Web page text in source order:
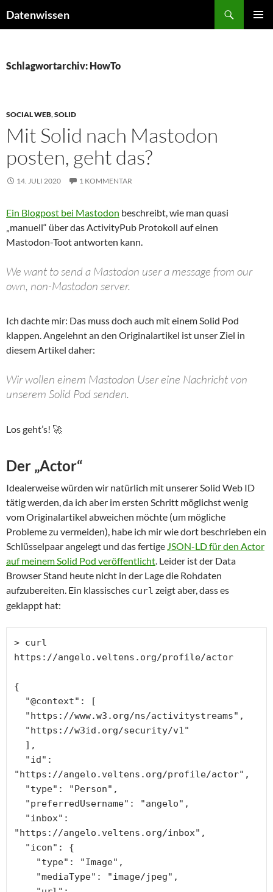
Inhalt
Datenwissen
Schlagwortarchiv: HowTo
SOCIAL WEB,SOLID
Mit Solid nach Mastodon
posten, geht das?
14. JULI 2020 1 KOMMENTAR
Ein Blogpost bei Mastodon beschreibt, wie man quasi
„manuell“ über das ActivityPub Protokoll auf einen
Mastodon-Toot antworten kann.
We want to send a Mastodon user a message from our
own, non-Mastodon server.
Ich dachte mir: Das muss doch auch mit einem Solid Pod
klappen. Angelehnt an den Originalartikel ist unser Ziel in
diesem Artikel daher:
Wir wollen einem Mastodon User eine Nachricht von
unserem Solid Pod senden.
Los geht’s! 🚀
Der „Actor“
Idealerweise würden wir natürlich mit unserer Solid Web ID
tätig werden, da ich aber im ersten Schritt möglichst wenig
vom Originalartikel abweichen möchte (um mögliche
Probleme zu vermeiden), habe ich mir wie dort beschrieben ein
Schlüsselpaar angelegt und das fertige JSON-LD für den Actor
auf meinem Solid Pod veröffentlicht . Leider ist der Data
Browser Stand heute nicht in der Lage die Rohdaten
aufzubereiten. Ein klassisches curl zeigt aber, dass es
geklappt hat:
> curl
https://angelo.veltens.org/profile/actor
{
"https://angelo.veltens.org/profile/actor",
"https://angelo.veltens.org/inbox",